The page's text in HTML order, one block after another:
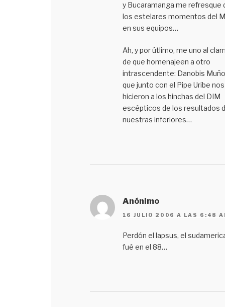
y Bucaramanga me refresque
los estelares momentos del
en sus equipos…
Ah, y por útlimo, me uno al
de que homenajeen a otro
intrascendente: Danobis
que junto con el Pipe Uribe nos
hicieron a los hinchas del DIM
escépticos de los resultados
nuestras inferiores…
Anónimo
16 JULIO 2006 A LAS 6:48
Perdón el lapsus, el
fué en el 88…